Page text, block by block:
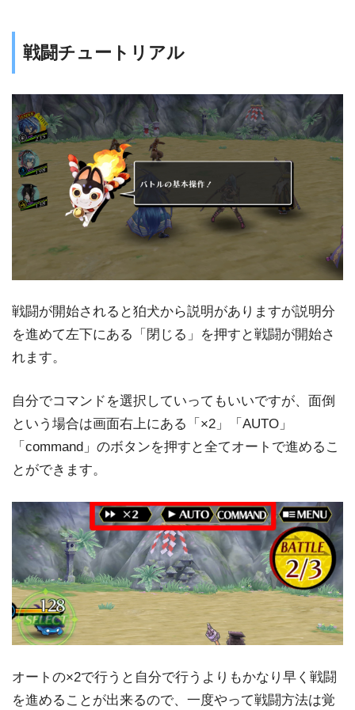
戦闘チュートリアル
戦闘が開始されると狛犬から説明がありますが説明分
を進めて左下にある「閉じる」を押すと戦闘が開始さ
れます。
自分でコマンドを選択していってもいいですが、面倒
という場合は画面右上にある「×2」「AUTO」
「command」のボタンを押すと全てオートで進めるこ
とができます。
オートの×2で行うと自分で行うよりもかなり早く戦闘
を進めることが出来るので、一度やって戦闘方法は覚